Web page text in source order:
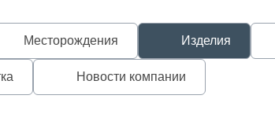
Месторождения Изделия
Новости компании